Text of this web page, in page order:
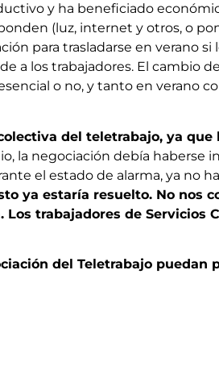
y ha beneficiado
(luz, internet y otros, o
para trasladarse en verano si
a los trabajadores. El cambio
o no, y tanto en verano
del teletrabajo, ya
la negociación debía haberse
el estado de alarma, ya no
ya estaría resuelto. No nos
trabajadores de Servicios
del Teletrabajo